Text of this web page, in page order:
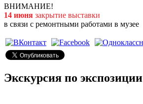
ВНИМАНИЕ!
14 июня закрытие выставки
в связи с ремонтными работами в музее
Экскурсия по экспозиции